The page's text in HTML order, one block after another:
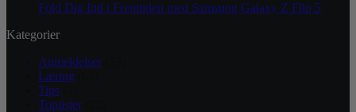
Fold Dig Ind i Fremtiden med Samsung Galaxy Z Flip 5
Kategorier
Anmeldelser
Læring
Tips
Toplister